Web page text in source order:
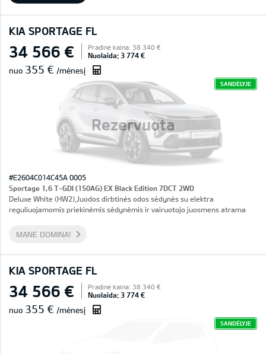
KIA SPORTAGE FL
Rezervuota
34 566 € Pradinė kaina: 38 340 €
Nuolaida: 3 774 €
nuo 355 € /mėnesį
SANDĖLYJE
#E2604C014C45A 0005
Sportage 1,6 T-GDI (150AG) EX Black Edition 7DCT 2WD
Deluxe White (HW2),Juodos dirbtinės odos sėdynės su elektra
reguliuojamomis priekinėmis sėdynėmis ir vairuotojo juosmens atrama
MANE DOMINA!
KIA SPORTAGE FL
34 566 € Pradinė kaina: 38 340 €
Nuolaida: 3 774 €
nuo 355 € /mėnesį
SANDĖLYJE